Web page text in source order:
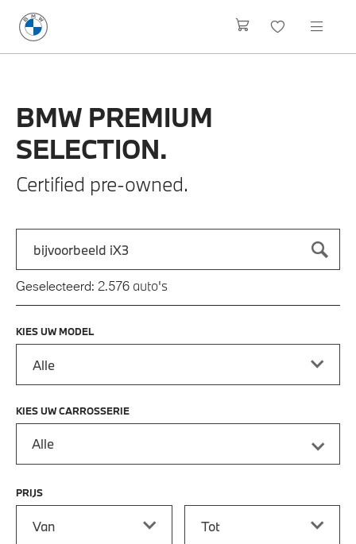
BMW PREMIUM
SELECTION.
Certified pre-owned.
Zoek naar een automodel, bijvoorbeeld 3 Serie M-Sport
Typ een automodel in en druk op enter om te zoeken
Geselecteerd: 2.576 auto's
KIES UW MODEL
KIES UW CARROSSERIE
Alle
PRIJS